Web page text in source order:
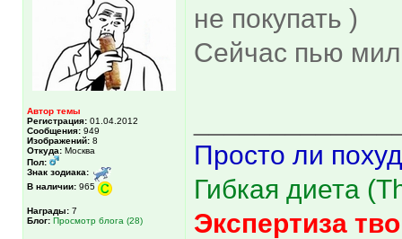
Автор темы
Регистрация: 01.04.2012
Сообщения: 949
Изображений: 8
Откуда: Москва
Пол:
Знак зодиака:
В наличии: 965
Награды: 7
Блог: Просмотр блога (28)
не покупать )
Сейчас пью
Просто ли
Гибкая диета
Экспертиза